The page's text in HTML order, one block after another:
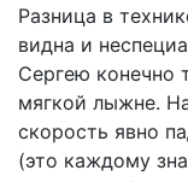
Разница в
видна и
Сергею конечно
мягкой лыжне.
скорость явно
(это каждому